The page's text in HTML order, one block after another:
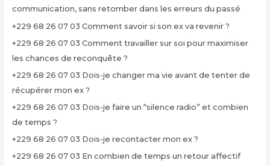
communication, sans retomber dans les erreurs du passé
+229 68 26 07 03 Comment savoir si son ex va revenir ?
+229 68 26 07 03 Comment travailler sur soi pour maximiser
les chances de reconquête ?
+229 68 26 07 03 Dois-je changer ma vie avant de tenter de
récupérer mon ex ?
+229 68 26 07 03 Dois-je faire un “silence radio” et combien
de temps ?
+229 68 26 07 03 Dois-je recontacter mon ex ?
+229 68 26 07 03 En combien de temps un retour affectif